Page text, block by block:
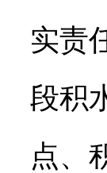
实责
段积
点、